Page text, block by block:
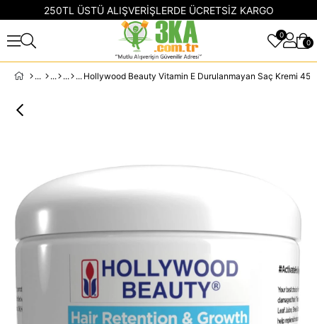
250TL ÜSTÜ ALIŞVERİŞLERDE ÜCRETSİZ KARGO
0
0
Hollywood Beauty Vitamin E Durulanmayan Saç Kremi